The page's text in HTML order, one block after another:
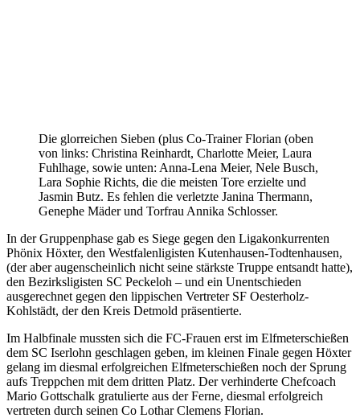
Die glorreichen Sieben (plus Co-Trainer Florian (oben
von links: Christina Reinhardt, Charlotte Meier, Laura
Fuhlhage, sowie unten: Anna-Lena Meier, Nele Busch,
Lara Sophie Richts, die die meisten Tore erzielte und
Jasmin Butz. Es fehlen die verletzte Janina Thermann,
Genephe Mäder und Torfrau Annika Schlosser.
In der Gruppenphase gab es Siege gegen den Ligakonkurrenten
Phönix Höxter, den Westfalenligisten Kutenhausen-Todtenhausen,
(der aber augenscheinlich nicht seine stärkste Truppe entsandt hatte),
den Bezirksligisten SC Peckeloh – und ein Unentschieden
ausgerechnet gegen den lippischen Vertreter SF Oesterholz-
Kohlstädt, der den Kreis Detmold präsentierte.
Im Halbfinale mussten sich die FC-Frauen erst im Elfmeterschießen
dem SC Iserlohn geschlagen geben, im kleinen Finale gegen Höxter
gelang im diesmal erfolgreichen Elfmeterschießen noch der Sprung
aufs Treppchen mit dem dritten Platz. Der verhinderte Chefcoach
Mario Gottschalk gratulierte aus der Ferne, diesmal erfolgreich
vertreten durch seinen Co Lothar Clemens Florian.